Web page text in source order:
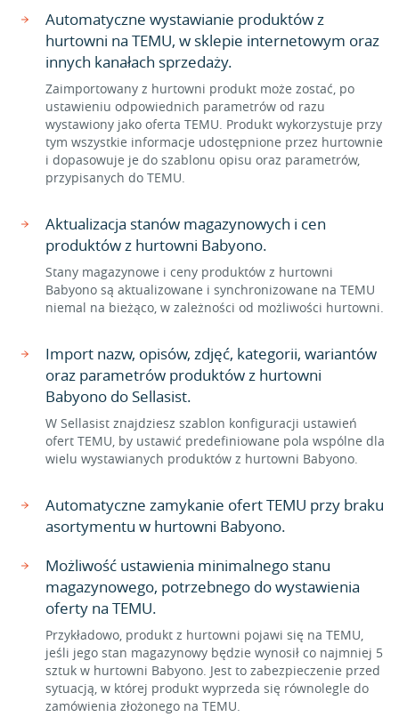
Automatyczne wystawianie produktów z
hurtowni na TEMU, w sklepie internetowym oraz
innych kanałach sprzedaży.
Zaimportowany z hurtowni produkt może zostać, po
ustawieniu odpowiednich parametrów od razu
wystawiony jako oferta TEMU. Produkt wykorzystuje przy
tym wszystkie informacje udostępnione przez hurtownie
i dopasowuje je do szablonu opisu oraz parametrów,
przypisanych do TEMU.
Aktualizacja stanów magazynowych i cen
produktów z hurtowni Babyono.
Stany magazynowe i ceny produktów z hurtowni
Babyono są aktualizowane i synchronizowane na TEMU
niemal na bieżąco, w zależności od możliwości hurtowni.
Import nazw, opisów, zdjęć, kategorii, wariantów
oraz parametrów produktów z hurtowni
Babyono do Sellasist.
W Sellasist znajdziesz szablon konfiguracji ustawień
ofert TEMU, by ustawić predefiniowane pola wspólne dla
wielu wystawianych produktów z hurtowni Babyono.
Automatyczne zamykanie ofert TEMU przy braku
asortymentu w hurtowni Babyono.
Możliwość ustawienia minimalnego stanu
magazynowego, potrzebnego do wystawienia
oferty na TEMU.
Przykładowo, produkt z hurtowni pojawi się na TEMU,
jeśli jego stan magazynowy będzie wynosił co najmniej 5
sztuk w hurtowni Babyono. Jest to zabezpieczenie przed
sytuacją, w której produkt wyprzeda się równolegle do
zamówienia złożonego na TEMU.